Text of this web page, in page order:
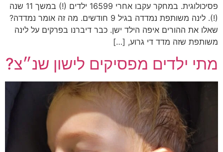
פסיכולוגית. במחקר עקבו אחרי 16599 ילדים (!) במשך 11 שנה
(!). לינה משותפת נמדדה בגיל 9 חודשים. מה זה אומר נמדדה?
שאלו את ההורים איפה הילד ישן. כבר דיברנו בפרקים על לינה
משותפת שזה מדד די גרוע, […]
מתי ילדים מפסיקים לישון שנ״צ?